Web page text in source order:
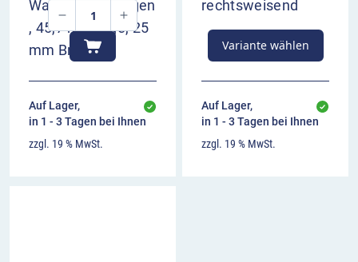
Warnmarkierungen
, 45,7 m Länge, 25
mm Breite
Auf Lager,
in 1 - 3 Tagen bei Ihnen
zzgl. 19 % MwSt.
rechtsweisend
Variante wählen
Auf Lager,
in 1 - 3 Tagen bei Ihnen
zzgl. 19 % MwSt.